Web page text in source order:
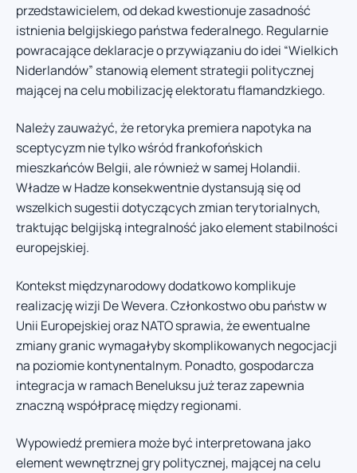
przedstawicielem, od dekad kwestionuje zasadność
istnienia belgijskiego państwa federalnego. Regularnie
powracające deklaracje o przywiązaniu do idei “Wielkich
Niderlandów” stanowią element strategii politycznej
mającej na celu mobilizację elektoratu flamandzkiego.
Należy zauważyć, że retoryka premiera napotyka na
sceptycyzm nie tylko wśród frankofońskich
mieszkańców Belgii, ale również w samej Holandii.
Władze w Hadze konsekwentnie dystansują się od
wszelkich sugestii dotyczących zmian terytorialnych,
traktując belgijską integralność jako element stabilności
europejskiej.
Kontekst międzynarodowy dodatkowo komplikuje
realizację wizji De Wevera. Członkostwo obu państw w
Unii Europejskiej oraz NATO sprawia, że ewentualne
zmiany granic wymagałyby skomplikowanych negocjacji
na poziomie kontynentalnym. Ponadto, gospodarcza
integracja w ramach Beneluksu już teraz zapewnia
znaczną współpracę między regionami.
Wypowiedź premiera może być interpretowana jako
element wewnętrznej gry politycznej, mającej na celu